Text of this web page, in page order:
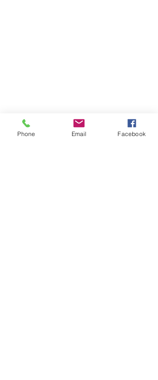
Phone Email Facebook